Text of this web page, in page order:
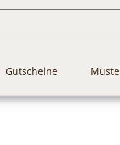
Gutscheine